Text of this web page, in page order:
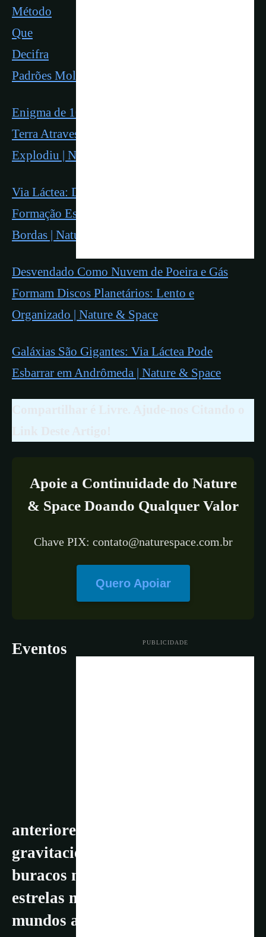
Método
Que
Decifra
Padrões Moleculares da Vida | Nature & Space
Enigma de 10 Anos Resolvido na Antártica:
Terra Atravessa Nuvem de Estrela Que
Explodiu | Nature Space
Via Láctea: Descoberta Última Fronteira de
Formação Estelar e As “Surfistas” Além das
Bordas | Nature Space
Desvendado Como Nuvem de Poeira e Gás
Formam Discos Planetários: Lento e
Organizado | Nature & Space
Galáxias São Gigantes: Via Láctea Pode
Esbarrar em Andrômeda | Nature & Space
Apoie a Continuidade do Nature
& Space Doando Qualquer Valor
Chave PIX: contato@naturespace.com.br
Quero Apoiar
PUBLICIDADE
Eventos
anteriores de microlente
gravitacional foram atribuídos a
buracos negros de massa estelar,
estrelas minúsculas e tênues e seus
mundos associados, ou